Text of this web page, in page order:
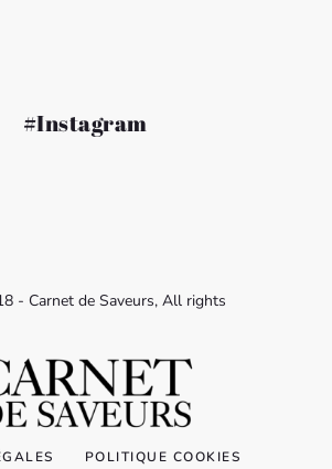
#Instagram
- Carnet de Saveurs, All rights
POLITIQUE COOKIES